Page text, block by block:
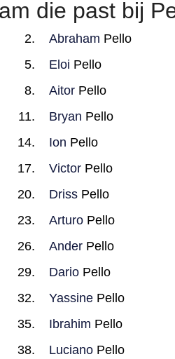
die past bij
Abraham Pello
Eloi Pello
AitorPello
Bryan Pello
Ion Pello
VictorPello
DrissPello
ArturoPello
AnderPello
DarioPello
YassinePello
Ibrahim Pello
LucianoPello